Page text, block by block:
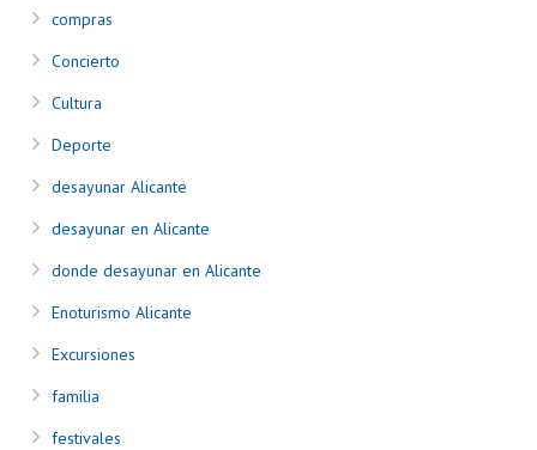
compras
Concierto
Cultura
Deporte
desayunar Alicante
desayunar en Alicante
donde desayunar en Alicante
Enoturismo Alicante
Excursiones
familia
festivales